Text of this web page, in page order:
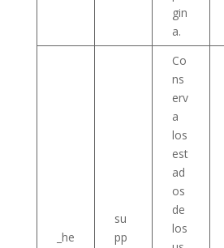
gin
a.
_he
su
pp
Co
ns
erv
a
los
est
ad
os
de
los